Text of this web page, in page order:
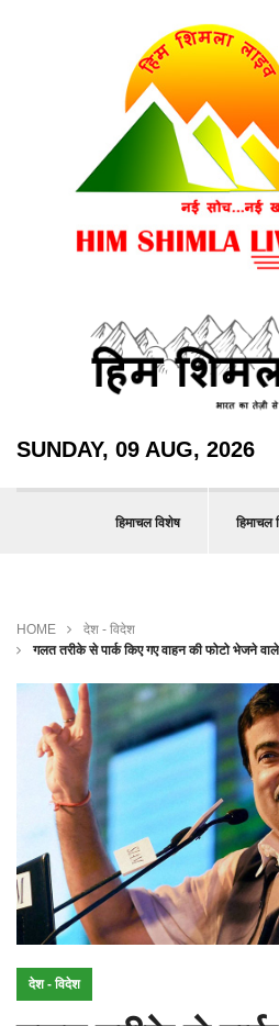
SUNDAY, 09 AUG, 2026
हिमाचल विशेष हिमाचल
HOME
देश - विदेश
गलत तरीके से पार्क किए गए वाहन की फोटो भेजने
देश - विदेश